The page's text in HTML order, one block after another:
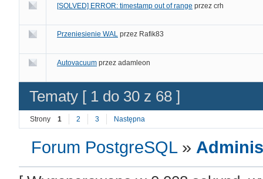
[SOLVED] ERROR: timestamp out of range przez crh
Przeniesienie WAL przez Rafik83
Autovacuum przez adamleon
Tematy [ 1 do 30 z 68 ]
Strony 1 2 3 Następna
Forum PostgreSQL »